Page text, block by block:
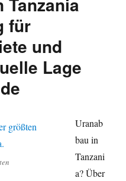
für
und
Lage
Uranab
bau in
Tanzani
a? Über